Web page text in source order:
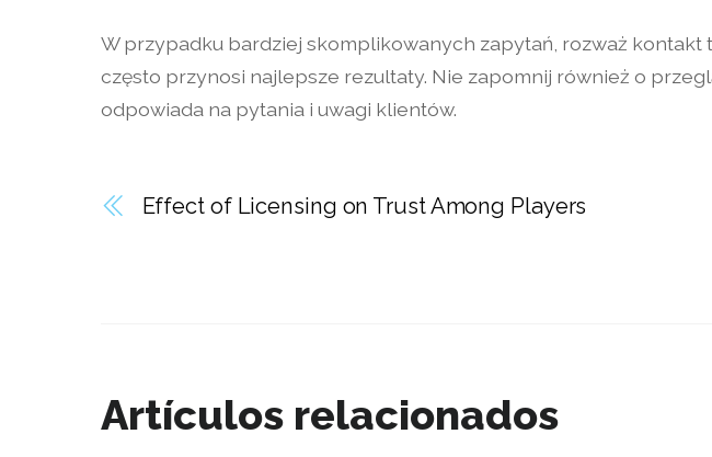
W przypadku bardziej skomplikowanych zapytań, rozważ
często przynosi najlepsze rezultaty. Nie zapomnij również o
odpowiada na pytania i uwagi klientów.
Effect of Licensing on Trust Among Players
Artículos relacionados